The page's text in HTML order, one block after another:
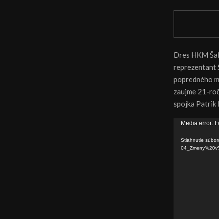
Dres HKM
reprezentant
popredného
zaujme 21-
spojka Patrik
Media error:
Stiahnutie